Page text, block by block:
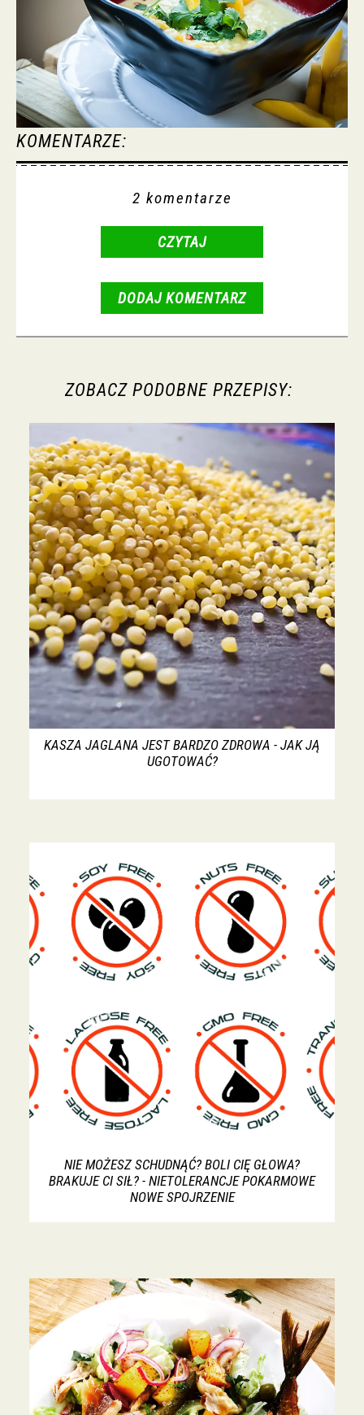
KOMENTARZE:
2 komentarze
CZYTAJ
DODAJ KOMENTARZ
ZOBACZ PODOBNE PRZEPISY:
KASZA JAGLANA JEST BARDZO ZDROWA - JAK JĄ
UGOTOWAĆ?
NIE MOŻESZ SCHUDNĄĆ? BOLI CIĘ GŁOWA?
BRAKUJE CI SIŁ? - NIETOLERANCJE POKARMOWE
NOWE SPOJRZENIE